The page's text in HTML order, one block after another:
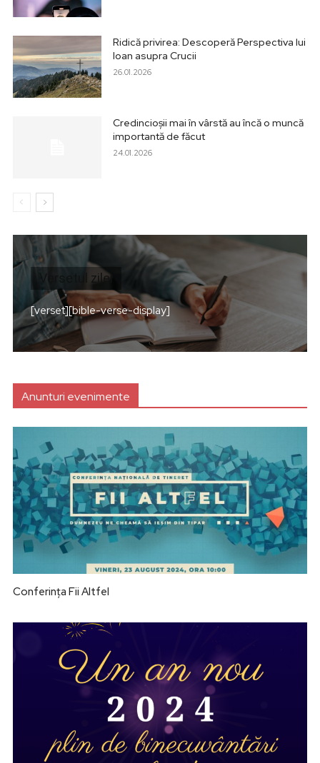
Ridică privirea: Descoperă Perspectiva lui
Ioan asupra Crucii
26.01.2026
Credincioșii mai în vârstă au încă o muncă
importantă de făcut
24.01.2026
Versetul zilei
[verset][bible-verse-display]
Anunturi evenimente
Conferința Fii Altfel